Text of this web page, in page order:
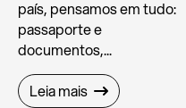
país, pensamos em tudo:
passaporte e
documentos,...
Leia mais